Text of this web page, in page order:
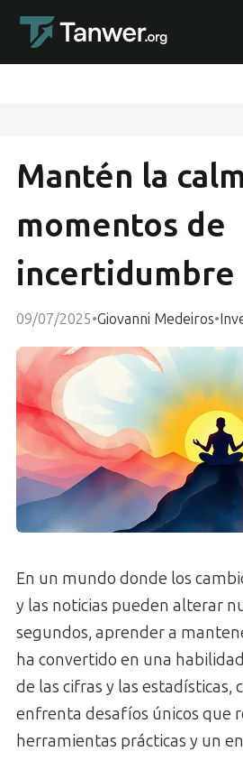
Mantén la
momentos de
incertidumbre
09/07/2025•Giovanni Medeiros•
En un mundo donde los
y las noticias pueden alterar
segundos, aprender a
ha convertido en una
de las cifras y las estadísticas,
enfrenta desafíos únicos que
herramientas prácticas y un